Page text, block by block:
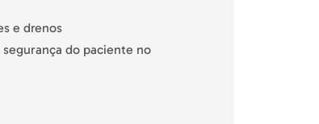
e drenos
do paciente no